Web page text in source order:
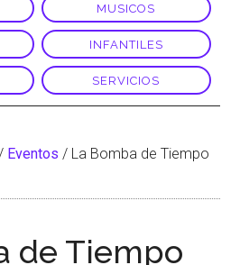
MUSICOS
INFANTILES
SERVICIOS
Eventos / La Bomba de Tiempo
de Tiempo